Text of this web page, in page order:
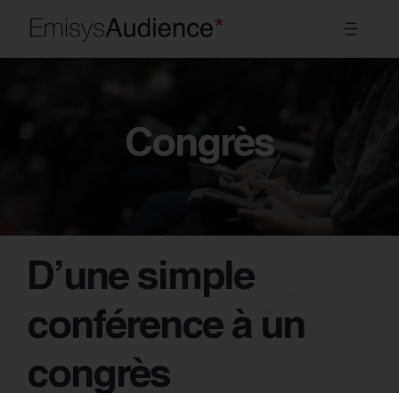
Secteurs
Modules
Congrès
D’une simple
conférence à un
congrès